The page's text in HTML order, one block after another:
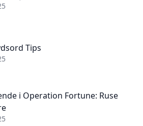
Tips
i Operation Fortune: Ruse